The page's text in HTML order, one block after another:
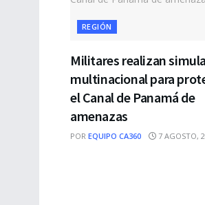
REGIÓN
Militares realizan
multinacional para
el Canal de Panamá de
amenazas
POR EQUIPO CA360 7 AGOSTO,